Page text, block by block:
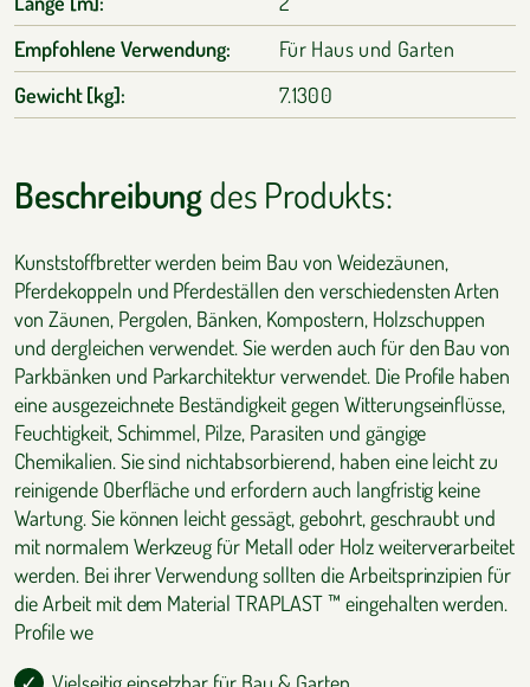
Empfohlene Verwendung:
Für Haus und Garten
Gewicht [kg]:
7.1300
Beschreibungdes Produkts:
Kunststoffbretter werden beim Bau von Weidezäunen,
Pferdekoppeln und Pferdeställen den verschiedensten Arten
von Zäunen, Pergolen, Bänken, Kompostern, Holzschuppen
und dergleichen verwendet. Sie werden auch für den Bau von
Parkbänken und Parkarchitektur verwendet. Die Profile haben
eine ausgezeichnete Beständigkeit gegen Witterungseinflüsse,
Feuchtigkeit, Schimmel, Pilze, Parasiten und gängige
Chemikalien. Sie sind nichtabsorbierend, haben eine leicht zu
reinigende Oberfläche und erfordern auch langfristig keine
Wartung. Sie können leicht gessägt, gebohrt, geschraubt und
mit normalem Werkzeug für Metall oder Holz weiterverarbeitet
werden. Bei ihrer Verwendung sollten die Arbeitsprinzipien für
die Arbeit mit dem Material TRAPLAST ™ eingehalten werden.
Profile we